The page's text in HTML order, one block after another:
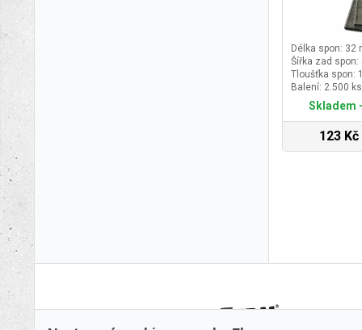
Délka spon: 32
Šířka zad spon:
Tloušťka spon:
Balení: 2.500 ks
Skladem
123 Kč